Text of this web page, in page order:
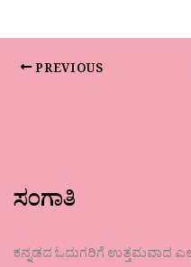
PREVIOUS
ಸಂಗಾತಿ
ಕನ್ನಡದ ಓದುಗರಿಗೆ ಉತ್ತಮವಾದ